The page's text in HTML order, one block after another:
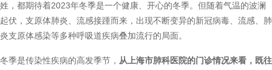
姓，都期待着2023年冬季是一个健康、开心的冬季。但随着气温的波澜
起伏，支原体肺炎、流感接踵而来，出现不断变异的新冠病毒、流感、肺
炎支原体感染等多种呼吸道疾病叠加流行的局面。
冬季是传染性疾病的高发季节， 从上海市肺科医院的门诊情况来看，既往